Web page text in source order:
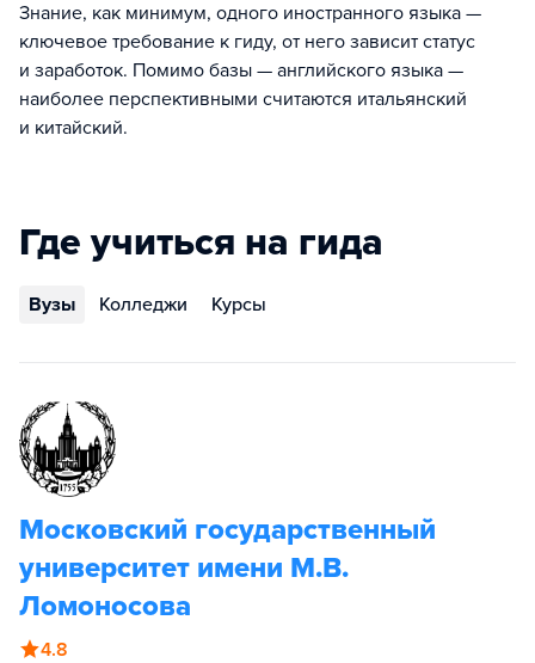
Знание, как минимум, одного иностранного языка —
ключевое требование к гиду, от него зависит статус
и заработок. Помимо базы — английского языка —
наиболее перспективными считаются итальянский
и китайский.
Где учиться на гида
Вузы Колледжи Курсы
Московский государственный
университет имени М.В.
Ломоносова
4.8